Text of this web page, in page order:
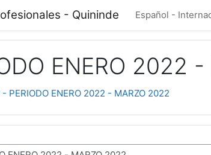
- Quininde Español -
ENERO 2022
PERIODO ENERO 2022 - MARZO 2022